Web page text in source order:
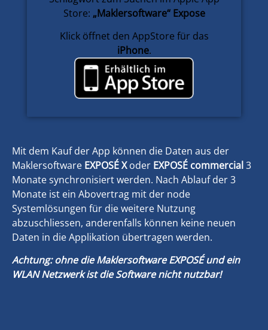
Store: „Maklersoftware“ Expose
Klick öffnet den AppStore für das
iPhone.
Mit dem Kauf der App können die Daten aus der
Maklersoftware EXPOSÉ Xoder EXPOSÉ commercial3
Monate synchronisiert werden. Nach Ablauf der 3
Monate ist ein Abovertrag mit der node
Systemlösungen für die weitere Nutzung
abzuschliessen, anderenfalls können keine neuen
Daten in die Applikation übertragen werden.
Achtung: ohne die Maklersoftware EXPOSÉ und ein
WLAN Netzwerk ist die Software nicht nutzbar!